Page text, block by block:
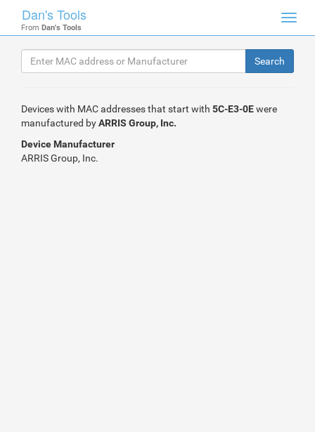
Dan's Tools
From Dan's Tools
Devices with MAC addresses that start with 5C-E3-0Ewere
manufactured byARRIS Group, Inc.
Device Manufacturer
ARRIS Group, Inc.